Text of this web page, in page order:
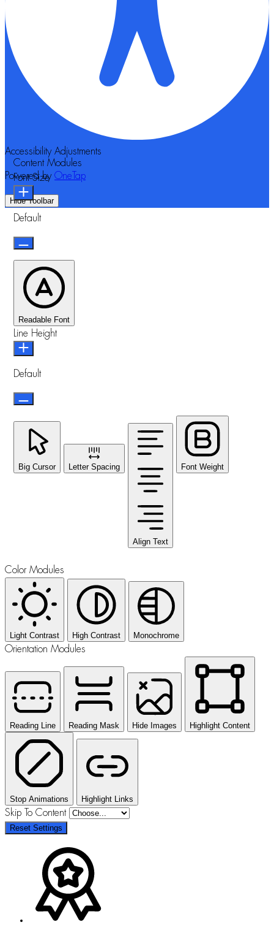
Accessibility Adjustments
Powered by OneTap
Hide Toolbar
Content Modules
Font Size
Default
Readable Font
Line Height
Default
Big Cursor Letter Spacing
Align Text
Font Weight
Color Modules
Light Contrast High Contrast Monochrome
Orientation Modules
Reading Line Reading Mask Hide Images Highlight Content
Stop Animations Highlight Links
Skip To Content
Reset Settings